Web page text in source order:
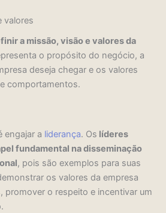
valores
a missão, visão e valores da
o propósito do negócio, a
deseja chegar e os valores
comportamentos.
engajar a liderança. Os líderes
fundamental na disseminação
, pois são exemplos para suas
os valores da empresa
promover o respeito e incentivar um